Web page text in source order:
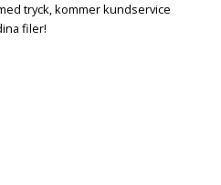
tryck, kommer kundservice
filer!